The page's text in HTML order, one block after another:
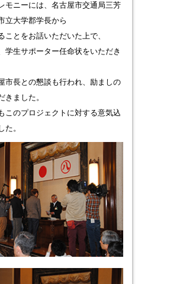
モニーには、名古屋市交通局三芳
立大学郡学長から
ことをお話いただいた上で、
学生サポーター任命状をいただき
市長との懇談も行われ、励ましの
きました。
このプロジェクトに対する意気込
た。